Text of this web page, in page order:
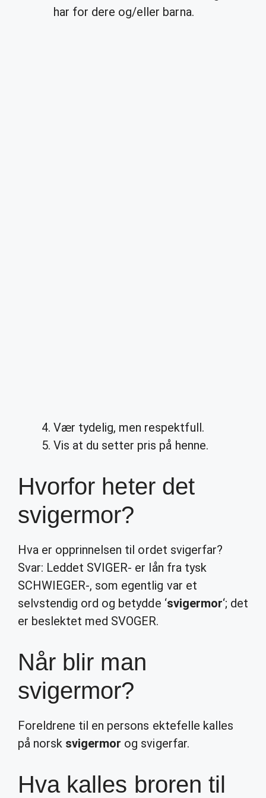
har for dere og/eller barna.
Vær tydelig, men respektfull.
Vis at du setter pris på henne.
Hvorfor heter det
svigermor?
Hva er opprinnelsen til ordet svigerfar?
Svar: Leddet SVIGER- er lån fra tysk
SCHWIEGER-, som egentlig var et
selvstendig ord og betydde ‘svigermor‘; det
er beslektet med SVOGER.
Når blir man
svigermor?
Foreldrene til en persons ektefelle kalles
på norsk svigermor og svigerfar.
Hva kalles broren til